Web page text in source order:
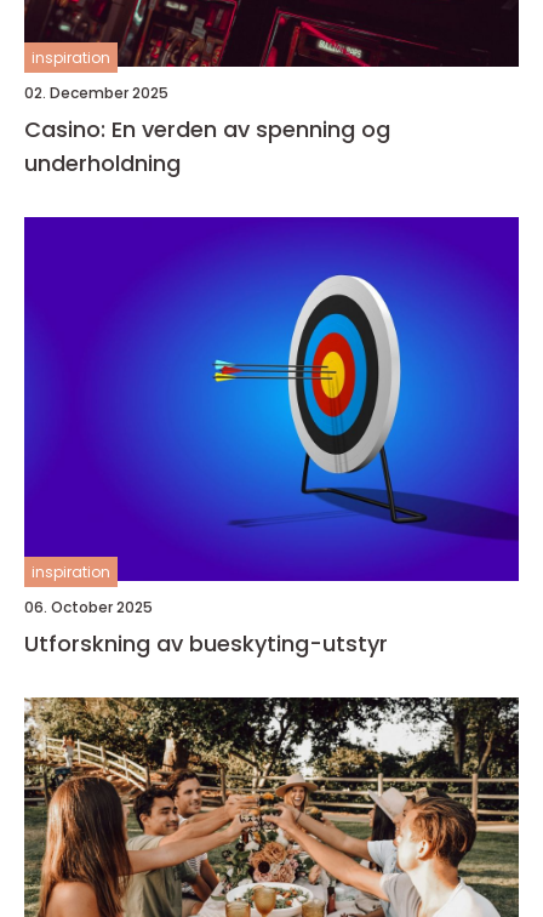
inspiration
02. December 2025
Casino: En verden av spenning og
underholdning
inspiration
06. October 2025
Utforskning av bueskyting-utstyr